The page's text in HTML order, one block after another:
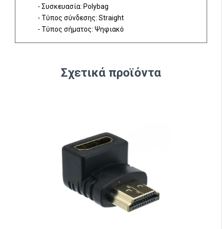
- Συσκευασία: Polybag
- Τύπος σύνδεσης: Straight
- Τύπος σήματος: Ψηφιακό
Σχετικά προϊόντα